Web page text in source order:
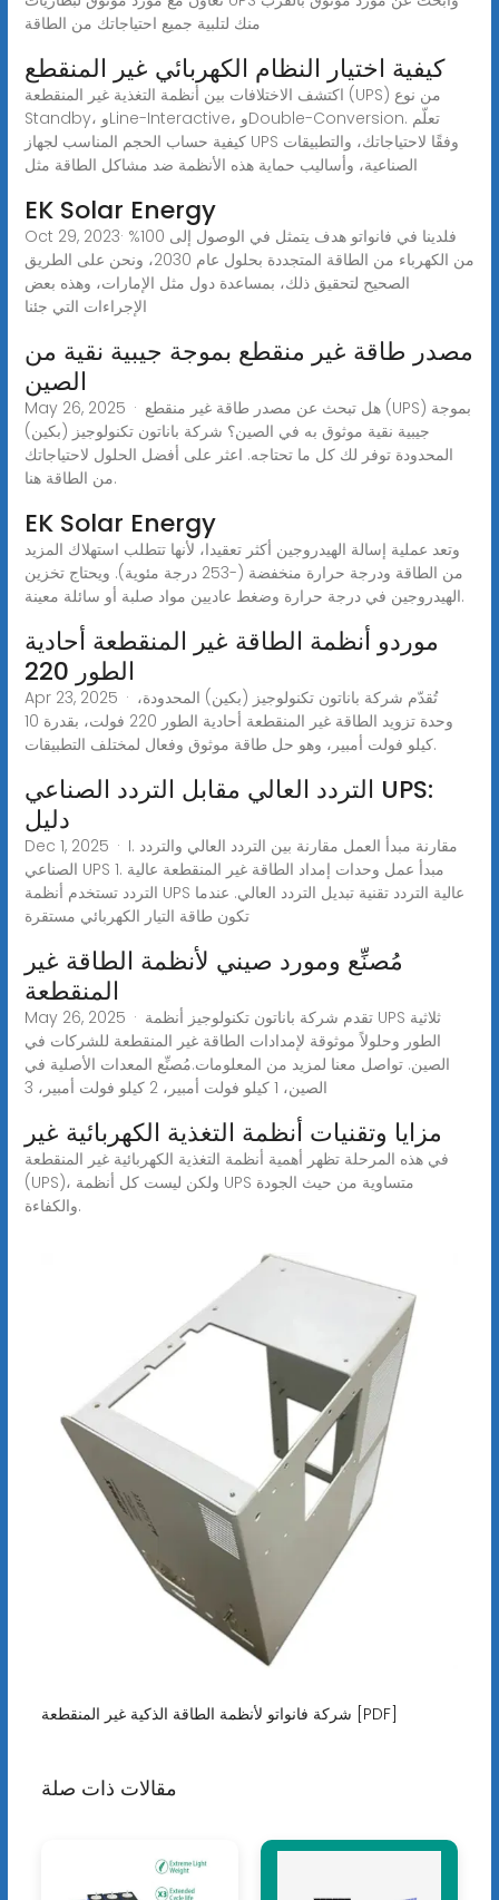
منك لتلبية جميع احتياجاتك من الطاقة
كيفية اختيار النظام الكهربائي غير المنقطع
اكتشف الاختلافات بين أنظمة التغذية غير المنقطعة (UPS) من نوع
Standby، وLine-Interactive، وDouble-Conversion. تعلّم
كيفية حساب الحجم المناسب لجهاز UPS وفقًا لاحتياجاتك، والتطبيقات
الصناعية، وأساليب حماية هذه الأنظمة ضد مشاكل الطاقة مثل
EK Solar Energy
Oct 29, 2023· فلدينا في فانواتو هدف يتمثل في الوصول إلى 100%
من الكهرباء من الطاقة المتجددة بحلول عام 2030، ونحن على الطريق
الصحيح لتحقيق ذلك، بمساعدة دول مثل الإمارات، وهذه بعض
الإجراءات التي جئنا
مصدر طاقة غير منقطع بموجة جيبية نقية من
الصين
May 26, 2025 · هل تبحث عن مصدر طاقة غير منقطع (UPS) بموجة
جيبية نقية موثوق به في الصين؟ شركة باناتون تكنولوجيز (بكين)
المحدودة توفر لك كل ما تحتاجه. اعثر على أفضل الحلول لاحتياجاتك
من الطاقة هنا.
EK Solar Energy
وتعد عملية إسالة الهيدروجين أكثر تعقيدا، لأنها تتطلب استهلاك المزيد
من الطاقة ودرجة حرارة منخفضة (-253 درجة مئوية). ويحتاج تخزين
الهيدروجين في درجة حرارة وضغط عاديين مواد صلبة أو سائلة معينة.
موردو أنظمة الطاقة غير المنقطعة أحادية
الطور 220
Apr 23, 2025 · تُقدّم شركة باناتون تكنولوجيز (بكين) المحدودة،
وحدة تزويد الطاقة غير المنقطعة أحادية الطور 220 فولت، بقدرة 10
كيلو فولت أمبير، وهو حل طاقة موثوق وفعال لمختلف التطبيقات.
التردد العالي مقابل التردد الصناعي UPS:
دليل
Dec 1, 2025 · I. مقارنة مبدأ العمل مقارنة بين التردد العالي والتردد
الصناعي UPS 1. مبدأ عمل وحدات إمداد الطاقة غير المنقطعة عالية
التردد تستخدم أنظمة UPS عالية التردد تقنية تبديل التردد العالي. عندما
تكون طاقة التيار الكهربائي مستقرة
مُصنِّع ومورد صيني لأنظمة الطاقة غير
المنقطعة
May 26, 2025 · تقدم شركة باناتون تكنولوجيز أنظمة UPS ثلاثية
الطور وحلولاً موثوقة لإمدادات الطاقة غير المنقطعة للشركات في
الصين. تواصل معنا لمزيد من المعلومات.مُصنِّع المعدات الأصلية في
الصين، 1 كيلو فولت أمبير، 2 كيلو فولت أمبير، 3
مزايا وتقنيات أنظمة التغذية الكهربائية غير
في هذه المرحلة تظهر أهمية أنظمة التغذية الكهربائية غير المنقطعة
(UPS)، ولكن ليست كل أنظمة UPS متساوية من حيث الجودة
والكفاءة.
شركة فانواتو لأنظمة الطاقة الذكية غير المنقطعة [PDF]
مقالات ذات صلة